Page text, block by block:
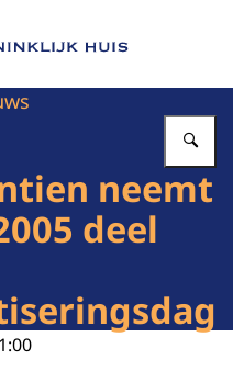
van Het Koninklijk Huis
neemt
deel